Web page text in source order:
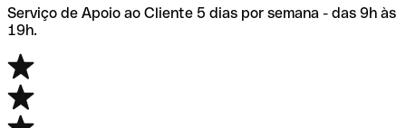
Serviço de Apoio ao Cliente 5 dias por semana - das 9h às
19h.